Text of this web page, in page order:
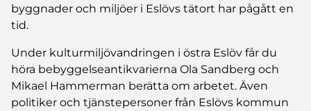
byggnader och miljöer i Eslövs tätort har pågått en
tid.
Under kulturmiljövandringen i östra Eslöv får du
höra bebyggelseantikvarierna Ola Sandberg och
Mikael Hammerman berätta om arbetet. Även
politiker och tjänstepersoner från Eslövs kommun